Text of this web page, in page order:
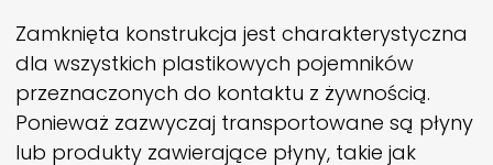
Zamknięta konstrukcja jest charakterystyczna
dla wszystkich plastikowych pojemników
przeznaczonych do kontaktu z żywnością.
Ponieważ zazwyczaj transportowane są płyny
lub produkty zawierające płyny, takie jak